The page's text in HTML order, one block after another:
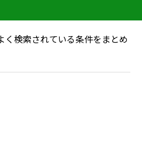
く検索されている条件をまとめ